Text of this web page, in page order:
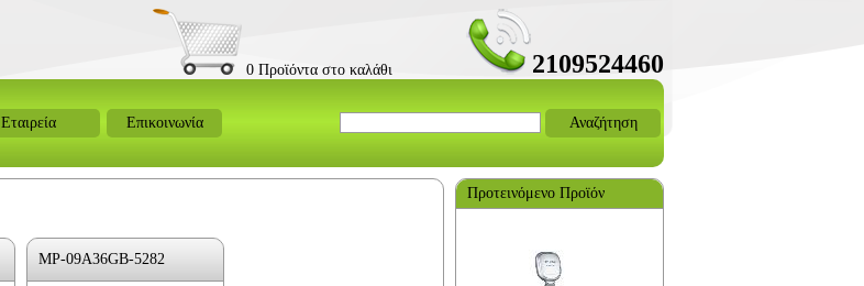
0 Προϊόντα στο καλάθι 2109524460
Εταιρεία Επικοινωνία Αναζήτηση
MP-09A36GB-5282
Προτεινόμενο Προϊόν